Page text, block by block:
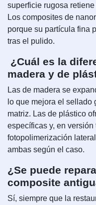
superficie rugosa
Los composites de
porque su partícula fina
tras el pulido.
¿Cuál es la
madera y de
Las de madera se
lo que mejora el
matriz. Las de plástico
específicas y, en
fotopolimerización
ambas según el caso.
¿Se puede
composite
Sí, siempre que la